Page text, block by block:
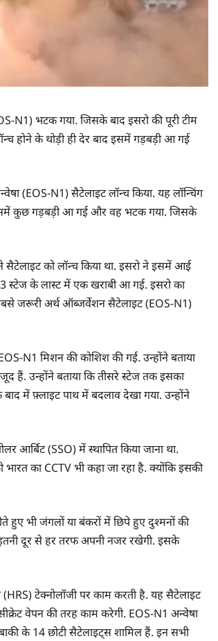
N1) भटक गया. जिसके बाद इसरो की पूरी टीम
होने के थोड़ी ही देर बाद इसमें गड़बड़ी आ गई
(EOS-N1) सैटेलाइट लॉन्च किया. यह लॉन्चिंग
इसमें कुछ गड़बड़ी आ गई और वह भटक गया. जिसके
को लॉन्च किया था. इसरो ने इसमें आई
स्टेज के लास्ट में एक खराबी आ गई. इसरो का
जरूरी अर्थ ऑब्जर्वेशन सैटेलाइट (EOS-N1)
N1 मिशन की कोशिश की गई. उन्होंने बताया
हैं. उन्होंने बताया कि तीसरे स्टेज तक इसका
में फ़्लाइट पाथ में बदलाव देखा गया. उन्होंने
(SSO) में स्थापित किया जाना था.
का CCTV भी कहा जा रहा है. क्योंकि इसकी
हुए भी जंगलों या बंकरों में छिपे हुए दुश्मनों की
इतनी दूर से हर तरफ अपनी नजर रखेगी. इसके
टेक्नोलॉजी पर काम करती है. यह सैटेलाइट
वेपन की तरह काम करेगी. EOS-N1 अन्वेषा
के 14 छोटी सैटेलाइट्स शामिल हैं. इन सभी